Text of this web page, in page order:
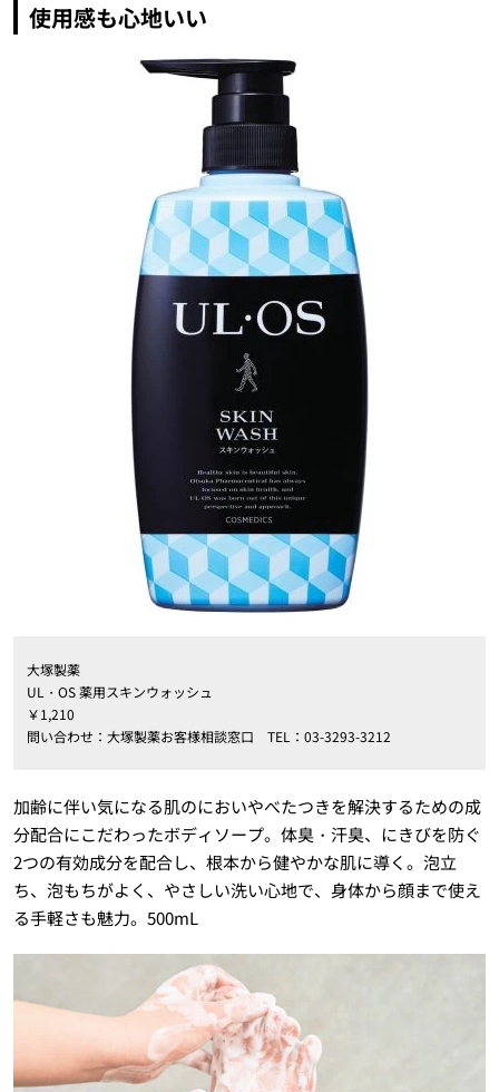
使用感も心地いい
大塚製薬
UL・OS 薬用スキンウォッシュ
￥1,210
問い合わせ：大塚製薬お客様相談窓口 TEL：03-3293-3212
加齢に伴い気になる肌のにおいやべたつきを解決するための成
分配合にこだわったボディソープ。体臭・汗臭、にきびを防ぐ
2つの有効成分を配合し、根本から健やかな肌に導く。泡立
ち、泡もちがよく、やさしい洗い心地で、身体から顔まで使え
る手軽さも魅力。500mL